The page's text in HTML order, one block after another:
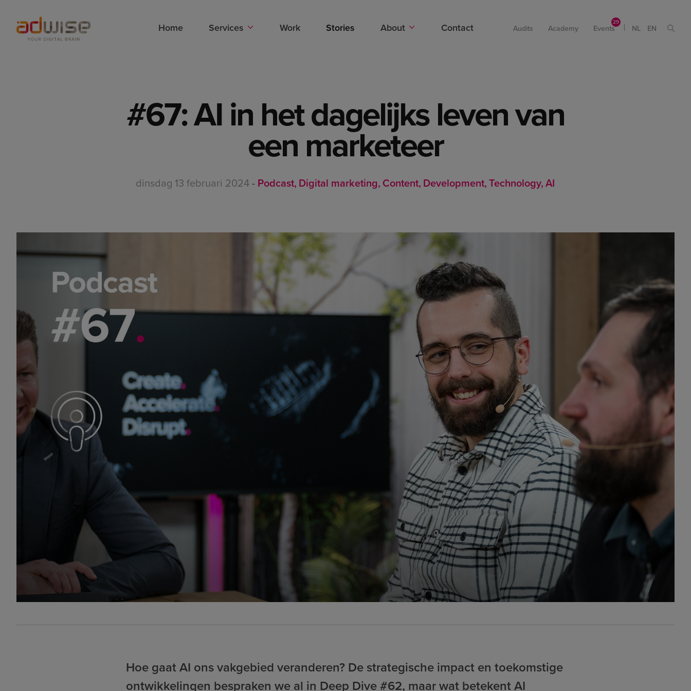
Home Services Work Stories About Contact Audits Academy Events NL EN
#67: AI in het dagelijks leven van
een marketeer
dinsdag 13 februari 2024- Podcast Digital marketing Content Development Technology AI
Hoe gaat AI ons vakgebied veranderen? De strategische impact en toekomstige
ontwikkelingen bespraken we al in Deep Dive #62, maar wat betekent AI